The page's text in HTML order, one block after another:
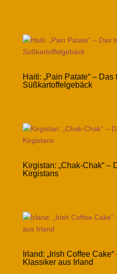
Haiti: „Pain Patate“ –
Süßkartoffelgebäck
Kirgistan: „Chak-Chak“ –
Kirgistans
Irland: „Irish Coffee
Klassiker aus Irland